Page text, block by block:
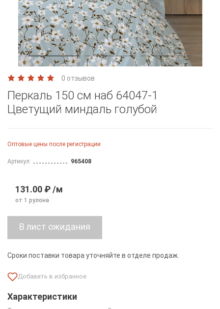
0 отзывов
Перкаль 150 см наб 64047-1
Цветущий миндаль голубой
Оптовые цены после регистрации
Артикул: 965408
131.00 ₽ /м
от 1 рулона
Сроки поставки товара уточняйте в отделе продаж.
Характеристики